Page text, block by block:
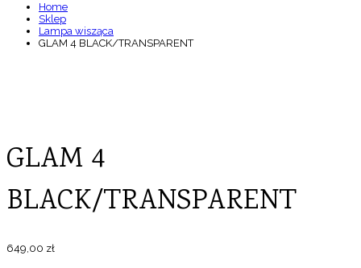
Home
Sklep
Lampa wisząca
GLAM 4 BLACK/TRANSPARENT
GLAM 4
BLACK/TRANSPARENT
649,00 zł